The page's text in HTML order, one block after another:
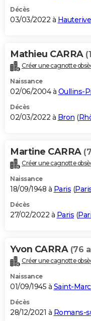
Décès
03/03/2022 à
Mathieu CARRA
Créer une cagnotte
Naissance
02/06/2004 à Oullins-
Décès
02/03/2022 à Bron (
Martine CARRA
Créer une cagnotte
Naissance
18/09/1948 à Paris (
Décès
27/02/2022 à Paris (
Yvon CARRA (76
Créer une cagnotte
Naissance
01/09/1945 à Saint-
Décès
28/12/2021 à Romans-